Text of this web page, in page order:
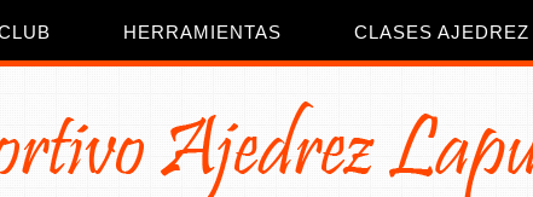
HERRAMIENTAS CLASES AJEDREZ